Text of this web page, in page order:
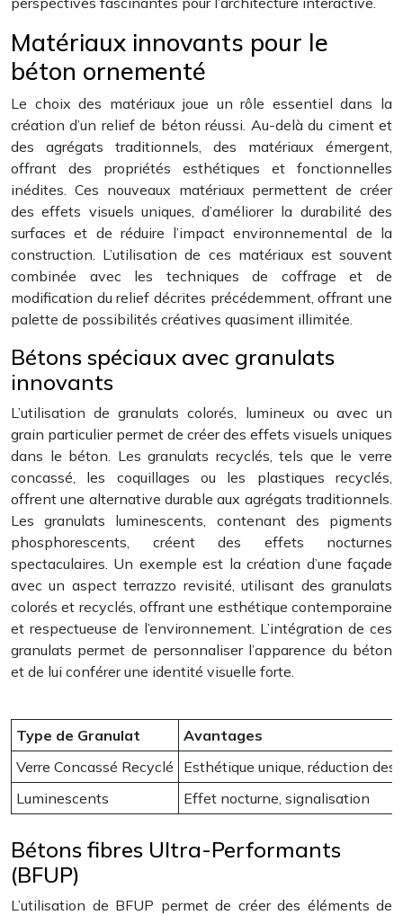
Matériaux innovants pour le
béton ornementé
Le choix des matériaux joue un rôle essentiel dans la
création d’un relief de béton réussi. Au-delà du ciment et
des agrégats traditionnels, des matériaux émergent,
offrant des propriétés esthétiques et fonctionnelles
inédites. Ces nouveaux matériaux permettent de créer
des effets visuels uniques, d’améliorer la durabilité des
surfaces et de réduire l’impact environnemental de la
construction. L’utilisation de ces matériaux est souvent
combinée avec les techniques de coffrage et de
modification du relief décrites précédemment, offrant une
palette de possibilités créatives quasiment illimitée.
Bétons spéciaux avec granulats
innovants
L’utilisation de granulats colorés, lumineux ou avec un
grain particulier permet de créer des effets visuels uniques
dans le béton. Les granulats recyclés, tels que le verre
concassé, les coquillages ou les plastiques recyclés,
offrent une alternative durable aux agrégats traditionnels.
Les granulats luminescents, contenant des pigments
phosphorescents, créent des effets nocturnes
spectaculaires. Un exemple est la création d’une façade
avec un aspect terrazzo revisité, utilisant des granulats
colorés et recyclés, offrant une esthétique contemporaine
et respectueuse de l’environnement. L’intégration de ces
granulats permet de personnaliser l’apparence du béton
et de lui conférer une identité visuelle forte.
Type de Granulat
Avantages
Verre Concassé Recyclé
Esthétique unique, réduction des
Luminescents
Effet nocturne, signalisation
Bétons fibres Ultra-Performants
(BFUP)
L’utilisation de BFUP permet de créer des éléments de